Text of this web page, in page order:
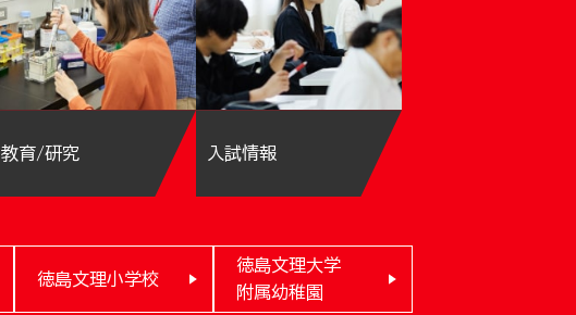
教育/研究 入試情報
徳島文理小学校
徳島文理大学
附属幼稚園